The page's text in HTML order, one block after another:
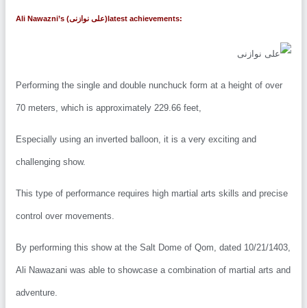
Ali Nawazni’s (علی نوازنی)latest achievements:
Performing the single and double nunchuck form at a height of
70 meters, which is approximately 229.66 feet,
Especially using an inverted balloon, it is a very exciting and
challenging show.
This type of performance requires high martial arts skills and
control over movements.
By performing this show at the Salt Dome of Qom, dated 10/21/
Ali Nawazani was able to showcase a combination of martial arts
adventure.